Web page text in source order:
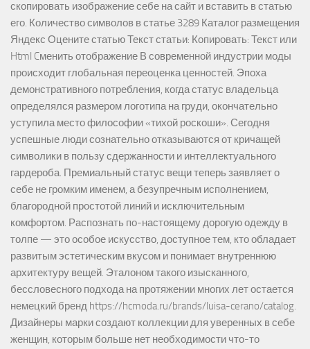
скопировать изображение себе на сайт и вставить в статью
его. Количество символов в статье 3289 Каталог размещения
Яндекс Оцените статью Текст статьи: Копировать: Текст или
Html Cменить отображение В современной индустрии моды
происходит глобальная переоценка ценностей. Эпоха
демонстративного потребления, когда статус владельца
определялся размером логотипа на груди, окончательно
уступила место философии «тихой роскоши». Сегодня
успешные люди сознательно отказываются от кричащей
символики в пользу сдержанности и интеллектуального
гардероба. Премиальный статус вещи теперь заявляет о
себе не громким именем, а безупречным исполнением,
благородной простотой линий и исключительным
комфортом. Распознать по-настоящему дорогую одежду в
толпе — это особое искусство, доступное тем, кто обладает
развитым эстетическим вкусом и понимает внутреннюю
архитектуру вещей. Эталоном такого изысканного,
бессловесного подхода на протяжении многих лет остается
немецкий бренд https://hcmoda.ru/brands/luisa-cerano/catalog.
Дизайнеры марки создают коллекции для уверенных в себе
женщин, которым больше нет необходимости что-то